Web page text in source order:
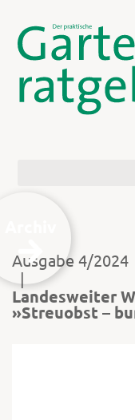
Ausgabe 4/2024
|
Landesweiter
»Streuobst –